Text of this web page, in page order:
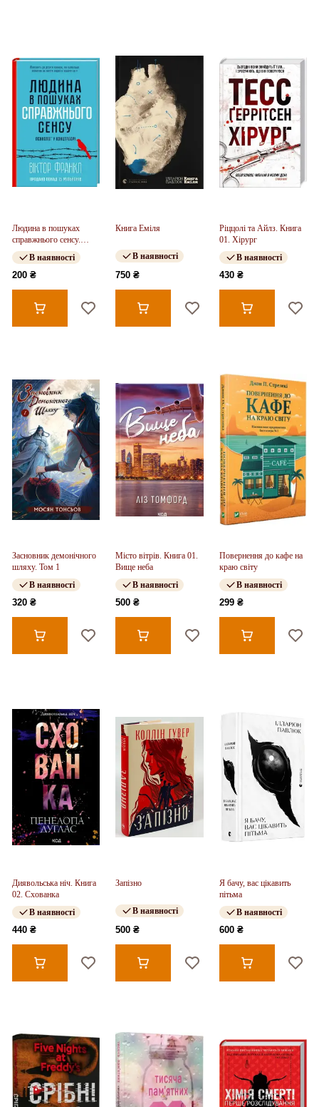
Людина в пошуках
справжнього сенсу.
Психолог у концтаборі
В наявності
200 ₴
Книга Еміля
В наявності
750 ₴
Ріццолі та Айлз. Книга
01. Хірург
В наявності
430 ₴
Засновник демонічного
шляху. Том 1
В наявності
320 ₴
Місто вітрів. Книга 01.
Вище неба
В наявності
500 ₴
Повернення до кафе на
краю світу
В наявності
299 ₴
Диявольська ніч. Книга
02. Схованка
В наявності
440 ₴
Запізно
В наявності
500 ₴
Я бачу, вас цікавить
пітьма
В наявності
600 ₴